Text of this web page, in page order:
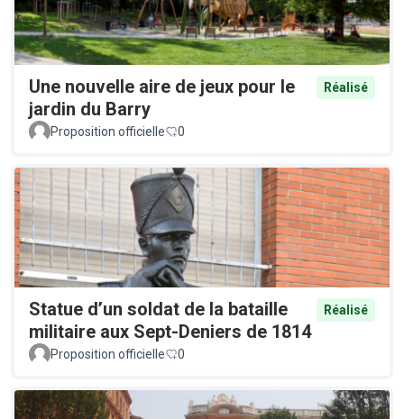
Une nouvelle aire de jeux pour le
jardin du Barry
Réalisé
Proposition officielle 0
Statue d’un soldat de la bataille
militaire aux Sept-Deniers de 1814
Réalisé
Proposition officielle 0